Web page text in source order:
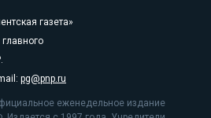
газета»
pg@pnp.ru
еженедельное издание